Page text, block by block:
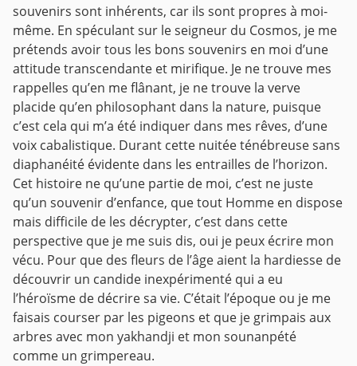
souvenirs sont inhérents, car ils sont propres à moi-
même. En spéculant sur le seigneur du Cosmos, je me
prétends avoir tous les bons souvenirs en moi d’une
attitude transcendante et mirifique. Je ne trouve mes
rappelles qu’en me flânant, je ne trouve la verve
placide qu’en philosophant dans la nature, puisque
c’est cela qui m’a été indiquer dans mes rêves, d’une
voix cabalistique. Durant cette nuitée ténébreuse sans
diaphanéité évidente dans les entrailles de l’horizon.
Cet histoire ne qu’une partie de moi, c’est ne juste
qu’un souvenir d’enfance, que tout Homme en dispose
mais difficile de les décrypter, c’est dans cette
perspective que je me suis dis, oui je peux écrire mon
vécu. Pour que des fleurs de l’âge aient la hardiesse de
découvrir un candide inexpérimenté qui a eu
l’héroïsme de décrire sa vie. C’était l’époque ou je me
faisais courser par les pigeons et que je grimpais aux
arbres avec mon yakhandji et mon sounanpété
comme un grimpereau.